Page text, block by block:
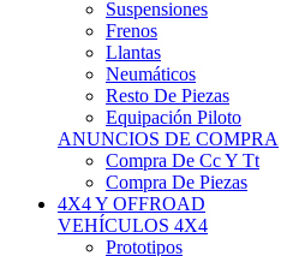
Suspensiones
Frenos
Llantas
Neumáticos
Resto De Piezas
Equipación Piloto
ANUNCIOS DE COMPRA
Compra De Cc Y Tt
Compra De Piezas
4X4 Y OFFROAD
VEHÍCULOS 4X4
Prototipos